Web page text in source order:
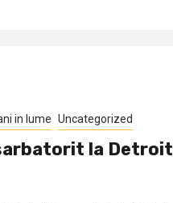
in lume Uncategorized
la Detroit